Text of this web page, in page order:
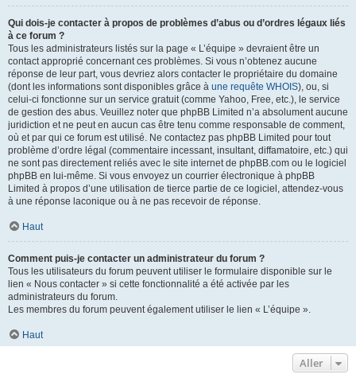
Qui dois-je contacter à propos de problèmes d’abus ou d’ordres légaux liés
à ce forum ?
Tous les administrateurs listés sur la page « L’équipe » devraient être un
contact approprié concernant ces problèmes. Si vous n’obtenez aucune
réponse de leur part, vous devriez alors contacter le propriétaire du domaine
(dont les informations sont disponibles grâce à une requête WHOIS), ou, si
celui-ci fonctionne sur un service gratuit (comme Yahoo, Free, etc.), le service
de gestion des abus. Veuillez noter que phpBB Limited n’a absolument aucune
juridiction et ne peut en aucun cas être tenu comme responsable de comment,
où et par qui ce forum est utilisé. Ne contactez pas phpBB Limited pour tout
problème d’ordre légal (commentaire incessant, insultant, diffamatoire, etc.) qui
ne sont pas directement reliés avec le site internet de phpBB.com ou le logiciel
phpBB en lui-même. Si vous envoyez un courrier électronique à phpBB
Limited à propos d’une utilisation de tierce partie de ce logiciel, attendez-vous
à une réponse laconique ou à ne pas recevoir de réponse.
Haut
Comment puis-je contacter un administrateur du forum ?
Tous les utilisateurs du forum peuvent utiliser le formulaire disponible sur le
lien « Nous contacter » si cette fonctionnalité a été activée par les
administrateurs du forum.
Les membres du forum peuvent également utiliser le lien « L’équipe ».
Haut
Aller